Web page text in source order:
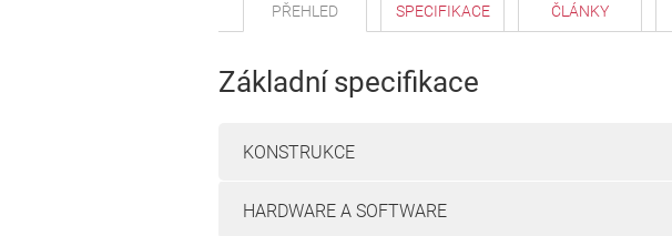
PŘEHLED SPECIFIKACE ČLÁNKY
Základní specifikace
KONSTRUKCE
HARDWARE A SOFTWARE